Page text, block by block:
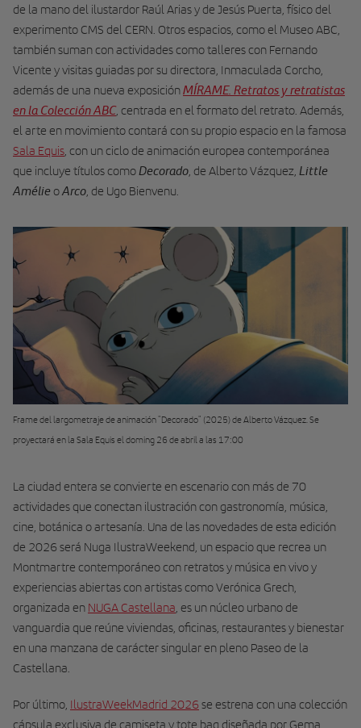
de la mano del ilustardor Raúl Arias y de Jesús Puerta, físico del
experimento CMS del CERN. Otros espacios, como el Museo ABC,
también suman con actividades como talleres con Fernando
Vicente y visitas guiadas por su directora, Inmaculada Corcho,
además de una nueva exposiciónMÍRAME. Retratos y retratistas
en la Colección ABC, centrada en el formato del retrato. Además,
el arte en movimiento contará con su propio espacio en la famosa
Sala Equis , con un ciclo de animación europea contemporánea
que incluye títulos como Decorado , de Alberto Vázquez, Little
Amélie oArco , de Ugo Bienvenu.
Frame del largometraje de animación "Decorado" (2025) de Alberto Vázquez. Se
proyectará en la Sala Equis el doming 26 de abril a las 17:00
La ciudad entera se convierte en escenario con más de 70
actividades que conectan ilustración con gastronomía, música,
cine, botánica o artesanía. Una de las novedades de esta edición
de 2026 será Nuga IlustraWeekend, un espacio que recrea un
Montmartre contemporáneo con retratos y música en vivo y
experiencias abiertas con artistas como Verónica Grech,
organizada en NUGA Castellana, es un núcleo urbano de
vanguardia que reúne viviendas, oficinas, restaurantes y bienestar
en una manzana de carácter singular en pleno Paseo de la
Castellana.
Por último, IlustraWeekMadrid 2026 se estrena con una colección
cápsula exclusiva de camiseta y tote bag diseñada por Gema